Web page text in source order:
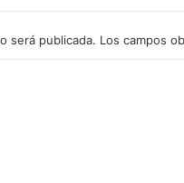
será publicada. Los campos